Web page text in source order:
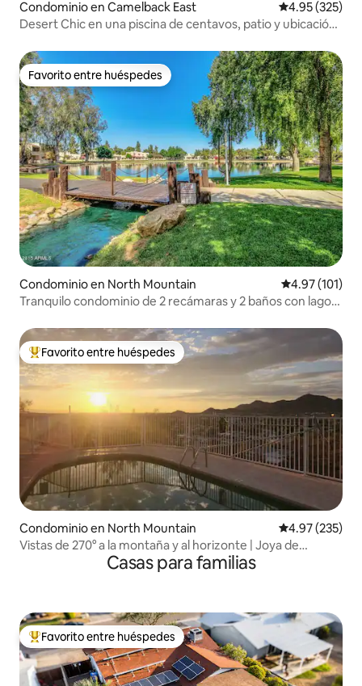
Condominio en Camelback East Calificación
4.95 (325)
Desert Chic en una piscina de centavos, patio y ubicación
Favorito entre huéspedes
Favorito entre huéspedes
Condominio en North Mountain Calificación
4.97 (101)
Tranquilo condominio de 2 recámaras y 2 baños con lago,
De los mejores en Favorito entre huéspedes
Favorito entre huéspedes
Condominio en North Mountain Calificación
4.97 (235)
Vistas de 270° a la montaña y al horizonte | Joya de
mediados de sigloCasas para familias
De los mejores en Favorito entre huéspedes
Favorito entre huéspedes